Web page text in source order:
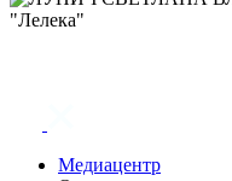
Медиацентр